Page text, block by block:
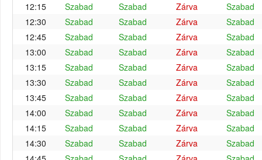
12:15
Szabad Szabad Zárva
Szabad
12:30
Szabad Szabad Zárva
Szabad
12:45
Szabad Szabad Zárva
Szabad
13:00
Szabad Szabad Zárva
Szabad
13:15
Szabad Szabad Zárva
Szabad
13:30
Szabad Szabad Zárva
Szabad
13:45
Szabad Szabad Zárva
Szabad
14:00
Szabad Szabad Zárva
Szabad
14:15
Szabad Szabad Zárva
Szabad
14:30
Szabad Szabad Zárva
Szabad